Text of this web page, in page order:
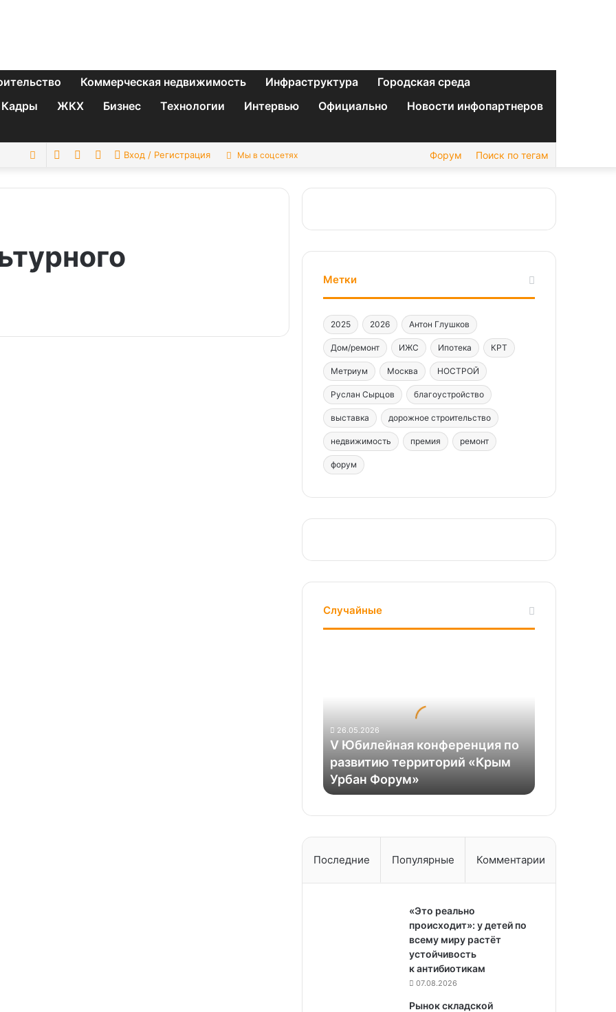
Коммерческая недвижимость Инфраструктура
Городская среда
Кадры ЖКХ Бизнес Технологии Интервью Официально
Новости инфопартнеров
Искать SwitchSidebarСлучайная
Вход / Регистрация Мы в соцсетях Форум Поиск по тегам
Метки
2025 2026 Антон Глушков
Дом/ремонт ИЖС Ипотека КРТ
Метриум Москва НОСТРОЙ
Руслан Сырцов благоустройство
выставка дорожное строительство
недвижимость премия ремонт
форум
Случайные
«Крым
Урбан
Форум»
26.05.2026
V Юбилейная конференция по
развитию территорий «Крым
Урбан Форум»
Последние Популярные Комментарии
«Это реально
происходит»: у детей по
всему миру растёт
устойчивость
к антибиотикам
07.08.2026
Рынок складской